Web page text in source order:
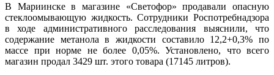
В Мариинске в магазине «Светофор» продавали опасную
стеклоомывающую жидкость. Сотрудники Роспотребнадзора
в ходе административного расследования выяснили, что
содержание метанола в жидкости составило 12,2+0,3% по
массе при норме не более 0,05%. Установлено, что всего
магазин продал 3429 шт. этого товара (17145 литров).